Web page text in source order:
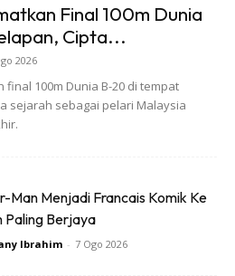
Final 100m Dunia
Cipta...
2026
100m Dunia B-20 di tempat
sejarah sebagai pelari Malaysia
Man Menjadi Francais Komik Ke
Paling Berjaya
Ibrahim - 7 Ogo 2026